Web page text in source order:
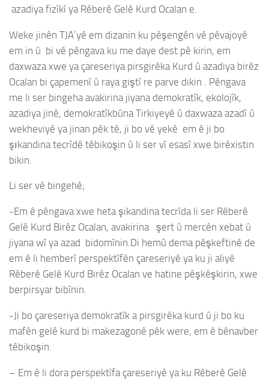
azadiya fizîkî ya Rêberê Gelê Kurd Ocalan e.
Weke jinên TJA’yê em dizanin ku pêşengên vê pêvajoyê
em in û bi vê pêngava ku me daye dest pê kirin, em
daxwaza xwe ya çareseriya pirsgirêka Kurd û azadiya birêz
Ocalan bi çapemenî û raya giştî re parve dikin . Pêngava
me li ser bingeha avakirina jiyana demokratîk, ekolojîk,
azadiya jinê, demokratîkbûna Tirkiyeyê û daxwaza azadî û
wekheviyê ya jinan pêk tê, ji bo vê yekê em ê ji bo
şıkandina tecrîdê têbikoşin û li ser vî esasî xwe birêxistin
bikin.
Li ser vê bingehê;
-Em ê pêngava xwe heta şikandina tecrîda li ser Rêberê
Gelê Kurd Birêz Ocalan, avakirina şert û mercên xebat û
jiyana wî ya azad bidomînin.Di hemû dema pêşkeftinê de
em ê li hemberî perspektîfên çareseriyê ya ku ji aliyê
Rêberê Gelê Kurd Birêz Ocalan ve hatine pêşkêşkirin, xwe
berpirsyar bibînin.
-Ji bo çareseriya demokratîk a pirsgirêka kurd û ji bo ku
mafên gelê kurd bi makezagonê pêk were, em ê bênavber
têbikoşin.
– Em ê li dora perspektîfa çareseriyê ya ku Rêberê Gelê